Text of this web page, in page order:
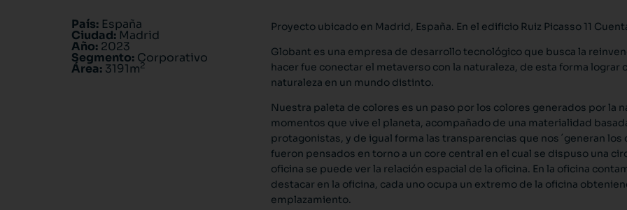
País: España
Ciudad:Madrid
Año: 2023
Segmento: Corporativo
Área: 3191m2
Proyecto ubicado en Madrid, España. En el edificio Ruiz Picasso 11
Globant es una empresa de desarrollo tecnológico que busca la
hacer fue conectar el metaverso con la naturaleza, de esta forma
naturaleza en un mundo distinto.
Nuestra paleta de colores es un paso por los colores generados por la
momentos que vive el planeta, acompañado de una materialidad
protagonistas, y de igual forma las transparencias que nos ´generan
fueron pensados en torno a un core central en el cual se dispuso una
oficina se puede ver la relación espacial de la oficina. En la oficina
destacar en la oficina, cada uno ocupa un extremo de la oficina
emplazamiento.